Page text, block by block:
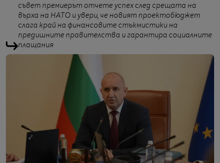
съвет премиерът отчете успех след срещата на
върха на НАТО и увери, че новият проектобюджет
слага край на финансовите стъкмистики на
предишните правителства и гарантира социалните
плащания